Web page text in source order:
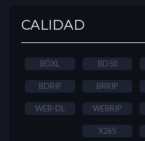
CALIDAD
BDXL BD50
BDRIP BRRIP
WEB-DL WEBRIP
X265